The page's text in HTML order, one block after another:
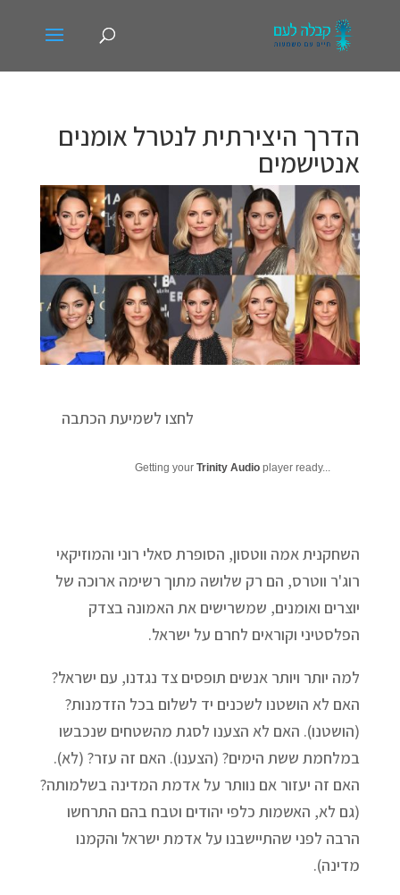
הדרך היצירתית לנטרל אומנים
אנטישמים
לחצו לשמיעת הכתבה
Getting yourTrinity Audio player ready...
השחקנית אמה ווטסון, הסופרת סאלי רוני והמוזיקאי
רוג'ר ווטרס, הם רק שלושה מתוך רשימה ארוכה של
יוצרים ואומנים, שמשרישים את האמונה בצדק
הפלסטיני וקוראים לחרם על ישראל.
למה יותר ויותר אנשים תופסים צד נגדנו, עם ישראל?
האם לא הושטנו לשכנים יד לשלום בכל הזדמנות?
(הושטנו). האם לא הצענו לסגת מהשטחים שנכבשו
במלחמת ששת הימים? (הצענו). האם זה עזר? (לא).
האם זה יעזור אם נוותר על אדמת המדינה בשלמותה?
(גם לא, האשמות כלפי יהודים וטבח בהם התרחשו
הרבה לפני שהתיישבנו על אדמת ישראל והקמנו
מדינה).